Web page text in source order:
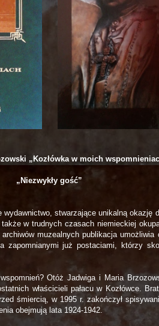
„Kozłówka w moich
„Niezwykły gość”
wydawnictwo, stwarzające unikalną
w trudnych czasach niemieckiej
muzealnych publikacja
zapomnianymi już postaciami, którzy
Otóż Jadwiga i Maria
właścicieli pałacu w Kozłówce.
śmiercią, w 1995 r. zakończył
obejmują lata 1924-1942.